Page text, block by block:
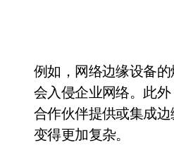
例如，网络边缘设备
会入侵企业网络。此
合作伙伴提供或集成
变得更加复杂。